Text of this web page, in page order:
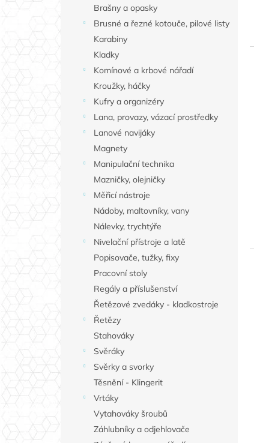
Brašny a opasky
Brusné a řezné kotouče, pilové listy
Karabiny
Kladky
Komínové a krbové nářadí
Kroužky, háčky
Kufry a organizéry
Lana, provazy, vázací prostředky
Lanové navijáky
Magnety
Manipulační technika
Mazničky, olejničky
Měřicí nástroje
Nádoby, maltovníky, vany
Nálevky, trychtýře
Nivelační přístroje a latě
Popisovače, tužky, fixy
Pracovní stoly
Regály a příslušenství
Řetězové zvedáky - kladkostroje
Řetězy
Stahováky
Svěráky
Svěrky a svorky
Těsnění - Klingerit
Vrtáky
Vytahováky šroubů
Záhlubníky a odjehlovače